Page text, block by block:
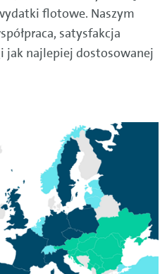
flotowe. Naszym
satysfakcja
jak najlepiej dostosowanej